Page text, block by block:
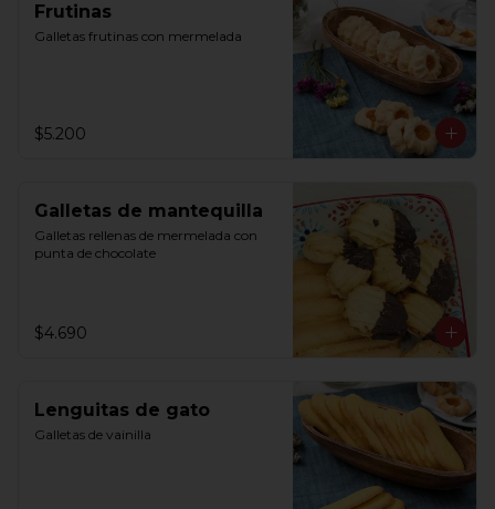
Frutinas
Galletas frutinas con mermelada
$5.200
Galletas de mantequilla
Galletas rellenas de mermelada con
punta de chocolate
$4.690
Lenguitas de gato
Galletas de vainilla